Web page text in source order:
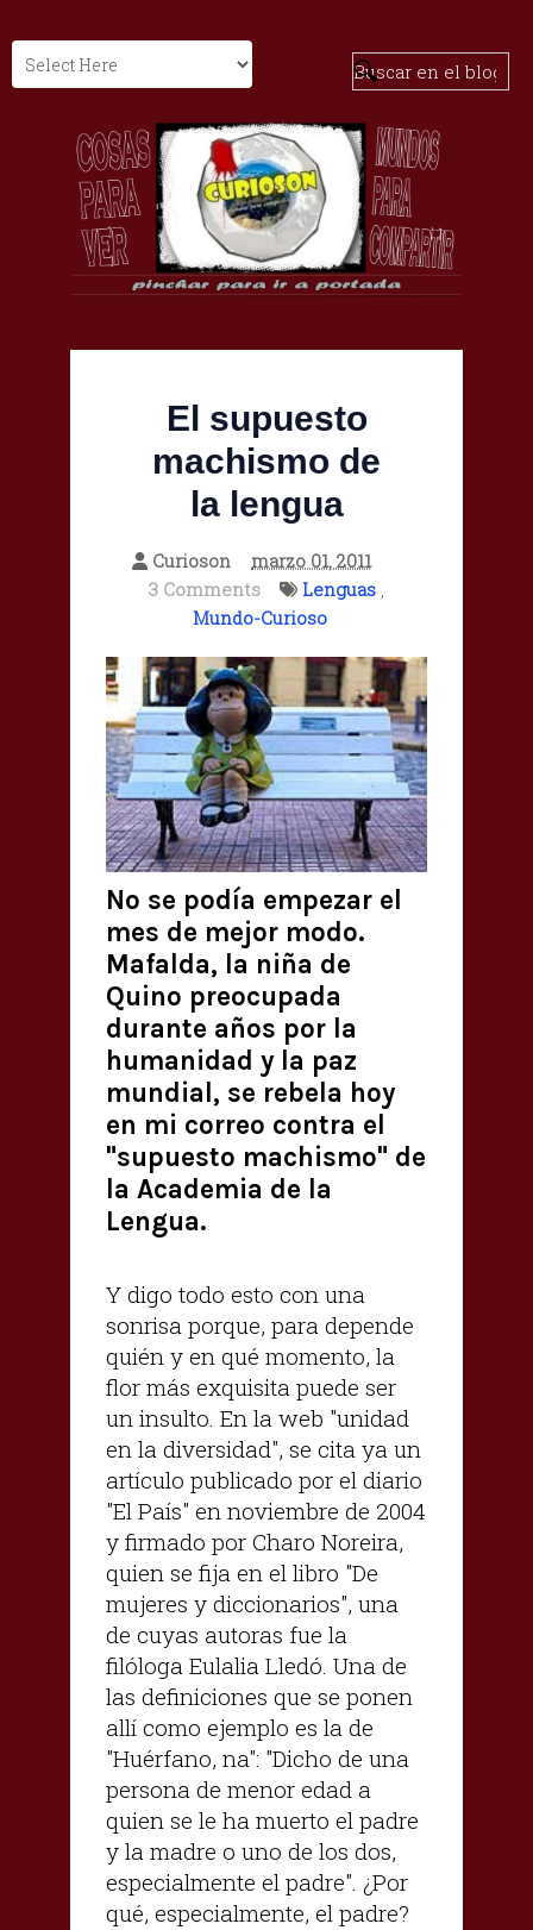
El supuesto
machismo de
la lengua
Curioson
marzo 01, 2011
3 Comments
Lenguas ,
Mundo-Curioso
No se podía empezar el
mes de mejor modo.
Mafalda, la niña de
Quino preocupada
durante años por la
humanidad y la paz
mundial, se rebela hoy
en mi correo contra el
"supuesto machismo" de
la Academia de la
Lengua.
Y digo todo esto con una
sonrisa porque, para depende
quién y en qué momento, la
flor más exquisita puede ser
un insulto. En la web "unidad
en la diversidad", se cita ya un
artículo publicado por el diario
"El País" en noviembre de 2004
y firmado por Charo Noreira,
quien se fija en el libro "De
mujeres y diccionarios", una
de cuyas autoras fue la
filóloga Eulalia Lledó. Una de
las definiciones que se ponen
allí como ejemplo es la de
"Huérfano, na": "Dicho de una
persona de menor edad a
quien se le ha muerto el padre
y la madre o uno de los dos,
especialmente el padre". ¿Por
qué, especialmente, el padre?